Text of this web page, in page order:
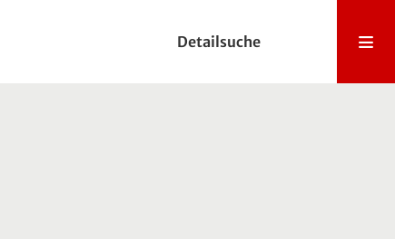
Detailsuche